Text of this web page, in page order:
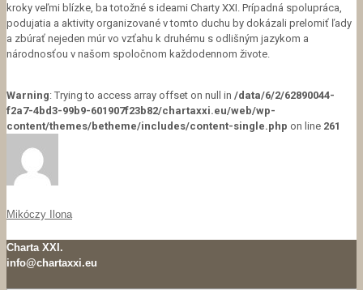
kroky veľmi blízke, ba totožné s ideami Charty XXI. Prípadná spolupráca,
podujatia a aktivity organizované v tomto duchu by dokázali prelomiť ľady
a zbúrať nejeden múr vo vzťahu k druhému s odlišným jazykom a
národnosťou v našom spoločnom každodennom živote.
Warning: Trying to access array offset on null in /data/6/2/62890044-
f2a7-4bd3-99b9-601907f23b82/chartaxxi.eu/web/wp-
content/themes/betheme/includes/content-single.php on line 261
Mikóczy Ilona
Charta XXI.
info@chartaxxi.eu